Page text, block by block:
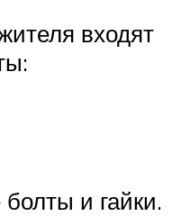
входят
и гайки.